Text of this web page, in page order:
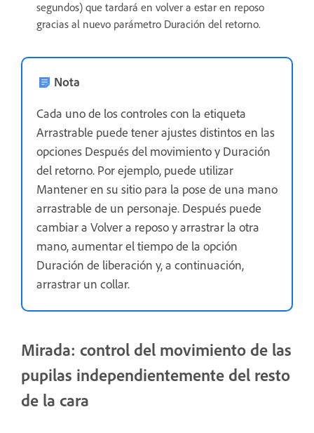
segundos) que tardará en volver a estar en reposo
gracias al nuevo parámetro Duración del retorno.
Nota
Cada uno de los controles con la etiqueta
Arrastrable puede tener ajustes distintos en las
opciones Después del movimiento y Duración
del retorno. Por ejemplo, puede utilizar
Mantener en su sitio para la pose de una mano
arrastrable de un personaje. Después puede
cambiar a Volver a reposo y arrastrar la otra
mano, aumentar el tiempo de la opción
Duración de liberación y, a continuación,
arrastrar un collar.
Mirada: control del movimiento de las
pupilas independientemente del resto
de la cara